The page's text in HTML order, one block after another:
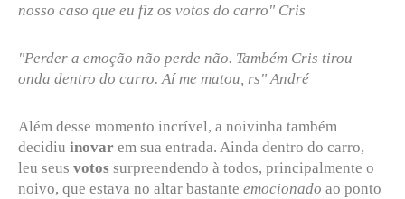
nosso caso que eu fiz os votos do carro" Cris
"Perder a emoção não perde não. Também Cris tirou
onda dentro do carro. Aí me matou, rs" André
Além desse momento incrível, a noivinha também
decidiu inovar em sua entrada. Ainda dentro do carro,
leu seus votos surpreendendo à todos, principalmente o
noivo, que estava no altar bastante emocionado ao ponto